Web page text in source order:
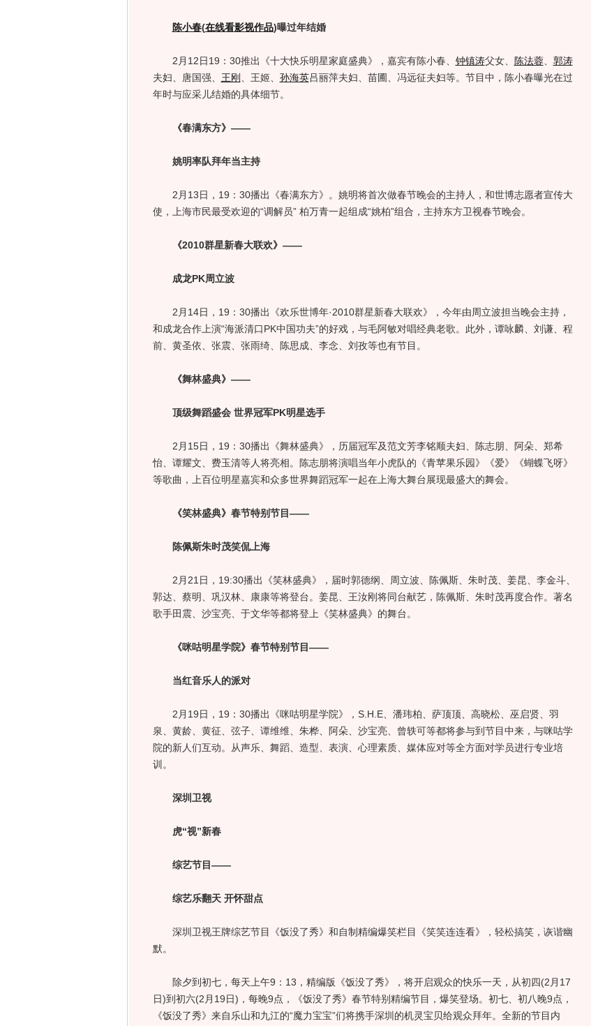
陈小春(在线看影视作品)曝过年结婚
2月12日19：30推出《十大快乐明星家庭盛典》，嘉宾有陈小春、 钟镇涛父女、 陈法蓉、 郭涛
夫妇、唐国强、 王刚 、王姬、 孙海英吕丽萍夫妇、苗圃、冯远征夫妇等。节目中，陈小春曝光在过
年时与应采儿结婚的具体细节。
《春满东方》——
姚明率队拜年当主持
2月13日，19：30播出《春满东方》。姚明将首次做春节晚会的主持人，和世博志愿者宣传大
使，上海市民最受欢迎的“调解员” 柏万青一起组成“姚柏”组合，主持东方卫视春节晚会。
《2010群星新春大联欢》——
成龙PK周立波
2月14日，19：30播出《欢乐世博年·2010群星新春大联欢》，今年由周立波担当晚会主持，
和成龙合作上演“海派清口PK中国功夫”的好戏，与毛阿敏对唱经典老歌。此外，谭咏麟、刘谦、程
前、黄圣依、张震、张雨绮、陈思成、李念、刘孜等也有节目。
《舞林盛典》——
顶级舞蹈盛会 世界冠军PK明星选手
2月15日，19：30播出《舞林盛典》，历届冠军及范文芳李铭顺夫妇、陈志朋、阿朵、郑希
怡、谭耀文、费玉清等人将亮相。陈志朋将演唱当年小虎队的《青苹果乐园》《爱》《蝴蝶飞呀》
等歌曲，上百位明星嘉宾和众多世界舞蹈冠军一起在上海大舞台展现最盛大的舞会。
《笑林盛典》春节特别节目——
陈佩斯朱时茂笑侃上海
2月21日，19:30播出《笑林盛典》，届时郭德纲、周立波、陈佩斯、朱时茂、姜昆、李金斗、
郭达、蔡明、巩汉林、康康等将登台。姜昆、王汝刚将同台献艺，陈佩斯、朱时茂再度合作。著名
歌手田震、沙宝亮、于文华等都将登上《笑林盛典》的舞台。
《咪咕明星学院》春节特别节目——
当红音乐人的派对
2月19日，19：30播出《咪咕明星学院》，S.H.E、潘玮柏、萨顶顶、高晓松、巫启贤、羽
泉、黄龄、黄征、弦子、谭维维、朱桦、阿朵、沙宝亮、曾轶可等都将参与到节目中来，与咪咕学
院的新人们互动。从声乐、舞蹈、造型、表演、心理素质、媒体应对等全方面对学员进行专业培
训。
深圳卫视
虎“视”新春
综艺节目——
综艺乐翻天 开怀甜点
深圳卫视王牌综艺节目《饭没了秀》和自制精编爆笑栏目《笑笑连连看》，轻松搞笑，诙谐幽
默。
除夕到初七，每天上午9：13，精编版《饭没了秀》，将开启观众的快乐一天，从初四(2月17
日)到初六(2月19日)，每晚9点，《饭没了秀》春节特别精编节目，爆笑登场。初七、初八晚9点，
《饭没了秀》来自乐山和九江的“魔力宝宝”们将携手深圳的机灵宝贝给观众拜年。全新的节目内